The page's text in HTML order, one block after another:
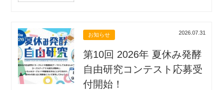
お知らせ 2026.07.31
第10回 2026年 夏休み発酵
自由研究コンテスト応募受
付開始！